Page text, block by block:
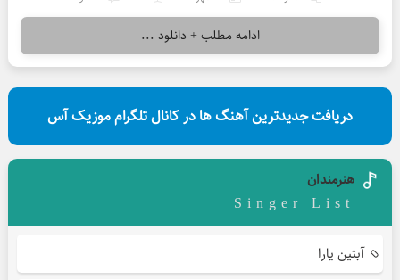
ادامه مطلب + دانلود ...
دریافت جدیدترین آهنگ ها در کانال تلگرام موزیک آس
هنرمندان
Singer List
آبتین یارا